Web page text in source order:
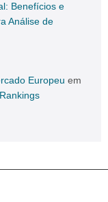
Benefícios e
Análise de
Europeu em